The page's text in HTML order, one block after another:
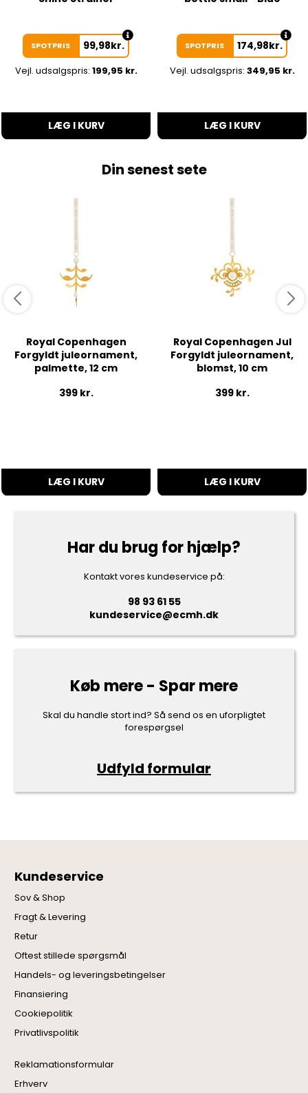
SPOTPRIS 99,98kr.
Vejl. udsalgspris: 199,95 kr.
LÆG I KURV
SPOTPRIS 174,98kr.
Vejl. udsalgspris: 349,95 kr.
LÆG I KURV
Din senest sete
Royal Copenhagen
Forgyldt juleornament,
palmette, 12 cm
399 kr.
LÆG I KURV
Royal Copenhagen Jul
Forgyldt juleornament,
blomst, 10 cm
399 kr.
LÆG I KURV
Har du brug for hjælp?
Kontakt vores kundeservice på:
98 93 61 55
kundeservice@ecmh.dk
Køb mere - Spar mere
Skal du handle stort ind? Så send os en uforpligtet
forespørgsel
Udfyld formular
Kundeservice
Sov & Shop
Fragt & Levering
Retur
Oftest stillede spørgsmål
Handels- og leveringsbetingelser
Finansiering
Cookiepolitik
Privatlivspolitik
Reklamationsformular
Erhverv